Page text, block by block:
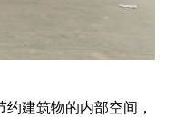
约建筑物的内部空间，